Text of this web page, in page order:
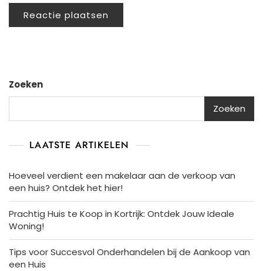
Zoeken
Zoeken
LAATSTE ARTIKELEN
Hoeveel verdient een makelaar aan de verkoop van
een huis? Ontdek het hier!
Prachtig Huis te Koop in Kortrijk: Ontdek Jouw Ideale
Woning!
Tips voor Succesvol Onderhandelen bij de Aankoop van
een Huis